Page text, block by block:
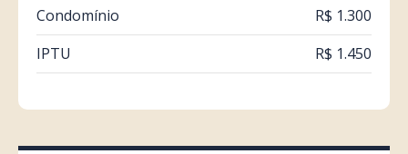
Condomínio
R$ 1.300
IPTU
R$ 1.450